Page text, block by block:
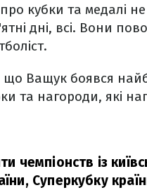
кубки та медалі
дні, всі. Вони
що Ващук боявся
та нагороди, які
чемпіонств із
Суперкубку